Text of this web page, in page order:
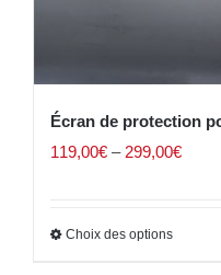
Écran de protection
119,00€ – 299,00€
Choix des options